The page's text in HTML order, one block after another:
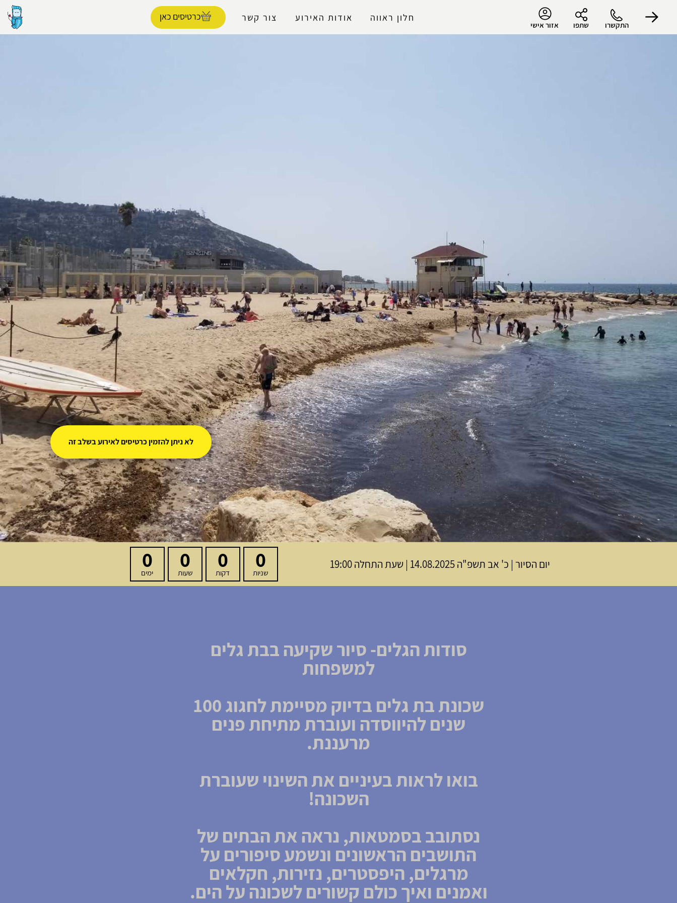
התקשרו שתפו אזור אישי
חלון ראווה אודות האירוע צור קשר כרטיסים כאן
יום הסיור| כ' אב תשפ"ה14.08.2025 | שעת התחלה 19:00 0
שניות
0
דקות
0
שעות
0
ימים
סודות הגלים- סיור שקיעה בבת גלים
למשפחות
שכונת בת גלים בדיוק מסיימת לחגוג 100
שנים להיווסדה ועוברת מתיחת פנים
מרעננת.
בואו לראות בעיניים את השינוי שעוברת
השכונה!
נסתובב בסמטאות, נראה את הבתים של
התושבים הראשונים ונשמע סיפורים על
מרגלים, היפסטרים, נזירות, חקלאים
ואמנים ואיך כולם קשורים לשכונה על הים.
לא ניתן להזמין כרטיסים לאירוע בשלב זה